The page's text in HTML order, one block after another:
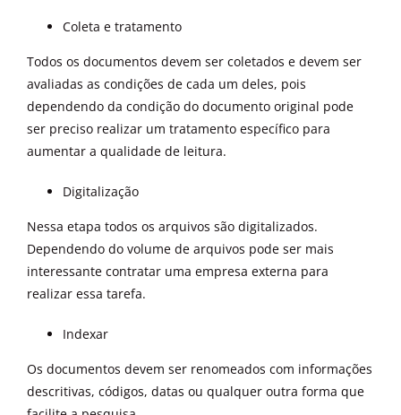
Coleta e tratamento
Todos os documentos devem ser coletados e devem ser
avaliadas as condições de cada um deles, pois
dependendo da condição do documento original pode
ser preciso realizar um tratamento específico para
aumentar a qualidade de leitura.
Digitalização
Nessa etapa todos os arquivos são digitalizados.
Dependendo do volume de arquivos pode ser mais
interessante contratar uma empresa externa para
realizar essa tarefa.
Indexar
Os documentos devem ser renomeados com informações
descritivas, códigos, datas ou qualquer outra forma que